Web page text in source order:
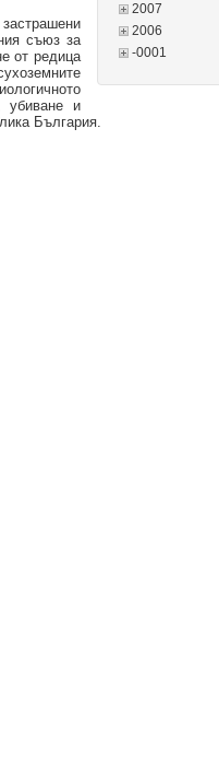
2007
2006
-0001
съюз за
от редица
убиване и
България.